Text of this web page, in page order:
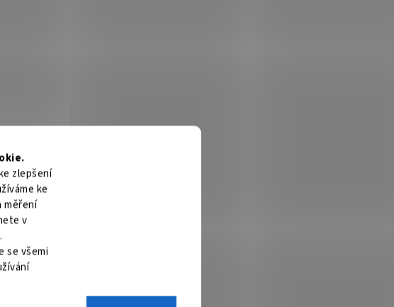
zlepšení
ke
měření
v
.
se všemi